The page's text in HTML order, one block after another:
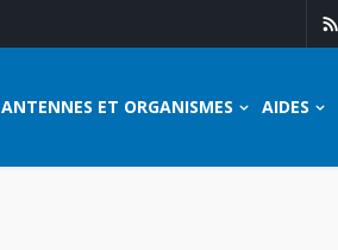
ANTENNES ET ORGANISMES AIDES